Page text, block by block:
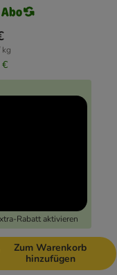
€
Rabatt aktivieren
Zum Warenkorb
hinzufügen